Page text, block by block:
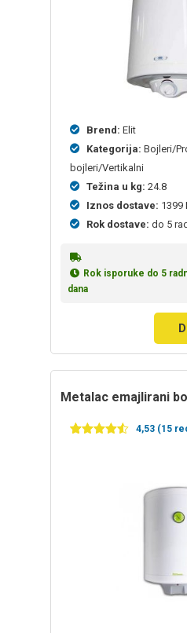
Brend: Elit
Kategorija: Bojleri/
bojleri/Vertikalni
Težina u kg: 24.8
Iznos dostave: 1399
Rok dostave: do 5
Rok isporuke do 5
dana
Metalac emajlirani
4,53 (15